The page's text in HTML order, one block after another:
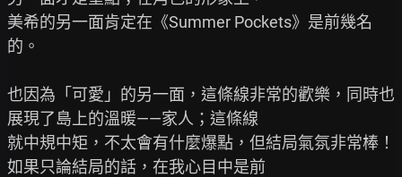
美希的另一面肯定在《Summer Pockets》是前幾名
的。
也因為「可愛」的另一面，這條線非常的歡樂，同時也
展現了島上的溫暖——家人；這條線
就中規中矩，不太會有什麼爆點，但結局氣氛非常棒！
如果只論結局的話，在我心目中是前